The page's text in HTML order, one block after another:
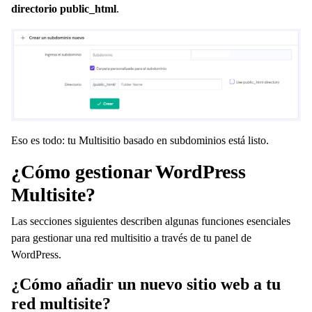
directorio public_html.
Eso es todo: tu Multisitio basado en subdominios está listo.
¿Cómo gestionar WordPress
Multisite?
Las secciones siguientes describen algunas funciones esenciales
para gestionar una red multisitio a través de tu panel de
WordPress.
¿Cómo añadir un nuevo sitio web a tu
red multisite?